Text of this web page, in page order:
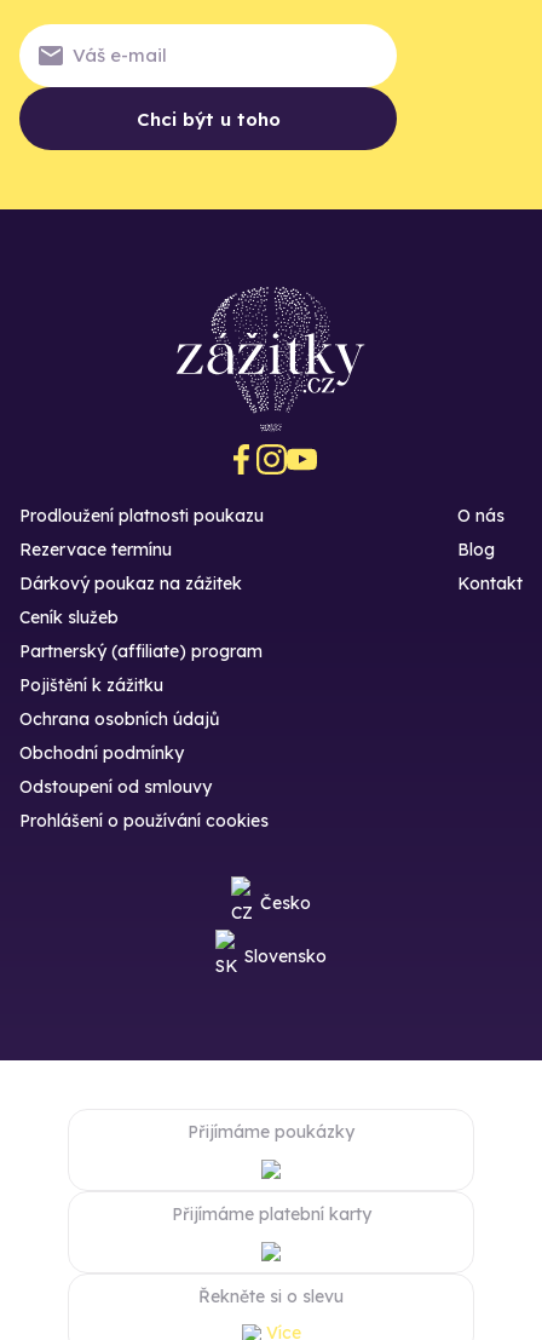
Chci být u toho
Prodloužení platnosti poukazu
Rezervace termínu
Dárkový poukaz na zážitek
O nás
Blog
Kontakt
Ceník služeb
Partnerský (affiliate) program
Pojištění k zážitku
Ochrana osobních údajů
Obchodní podmínky
Odstoupení od smlouvy
Prohlášení o používání cookies
Česko
Slovensko
Přijímáme poukázky
Přijímáme platební karty
Řekněte si o slevu
Více